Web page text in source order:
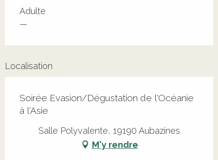
Adulte
—
Localisation
Soirée Evasion/Dégustation de l'Océanie
à l'Asie
Salle Polyvalente, 19190 Aubazines
M'y rendre